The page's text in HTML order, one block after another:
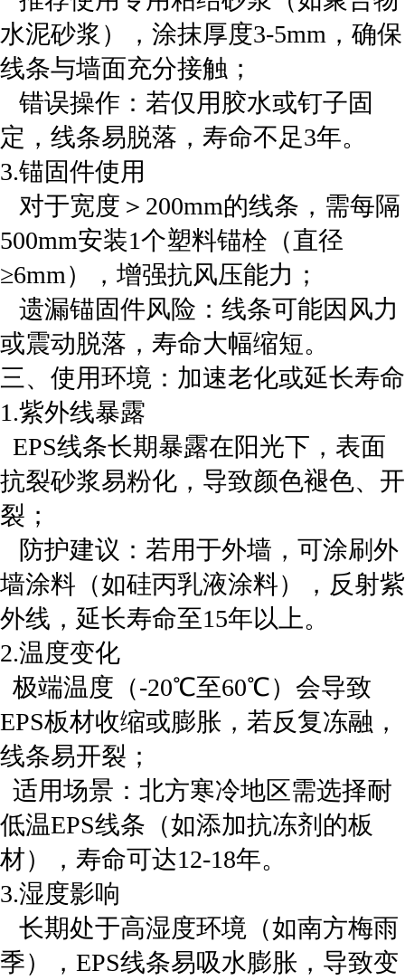
水泥砂浆），涂抹厚度3-5mm，确保
线条与墙面充分接触；
‌ 错误操作‌：若仅用胶水或钉子固
定，线条易脱落，寿命不足3年。
‌3.锚固件使用‌
对于宽度＞200mm的线条，需每隔
500mm安装1个塑料锚栓（直径
≥6mm），增强抗风压能力；
‌ 遗漏锚固件风险‌：线条可能因风力
或震动脱落，寿命大幅缩短。
‌三、使用环境：加速老化或延长寿命‌
‌1.紫外线暴露‌
EPS线条长期暴露在阳光下，表面
抗裂砂浆易粉化，导致颜色褪色、开
裂；
‌防护建议‌：若用于外墙，可涂刷外
墙涂料（如硅丙乳液涂料），反射紫
外线，延长寿命至15年以上。
‌2.温度变化‌
极端温度（-20℃至60℃）会导致
EPS板材收缩或膨胀，若反复冻融，
线条易开裂；
‌ 适用场景‌：北方寒冷地区需选择耐
低温EPS线条（如添加抗冻剂的板
材），寿命可达12-18年。
‌3.湿度影响‌
长期处于高湿度环境（如南方梅雨
季），EPS线条易吸水膨胀，导致变